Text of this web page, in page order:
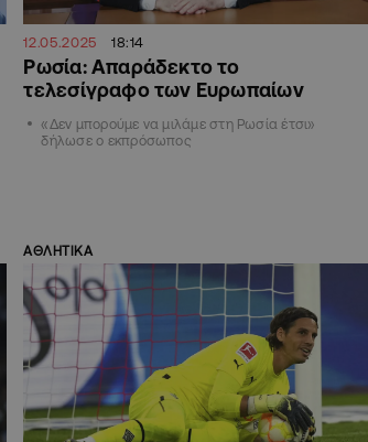
12.05.2025 18:14
Ρωσία: Aπαράδεκτο το
τελεσίγραφο των Ευρωπαίων
«Δεν μπορούμε να μιλάμε στη Ρωσία έτσι»
δήλωσε ο εκπρόσωπος
ΑΘΛΗΤΙΚΑ